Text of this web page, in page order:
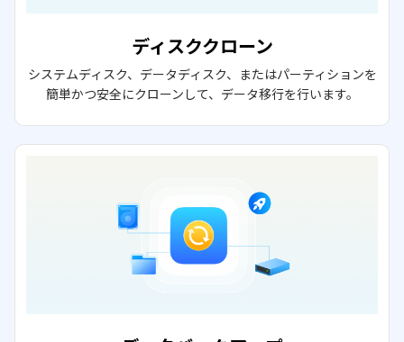
ディスククローン
システムディスク、データディスク、またはパーティションを
簡単かつ安全にクローンして、データ移行を行います。